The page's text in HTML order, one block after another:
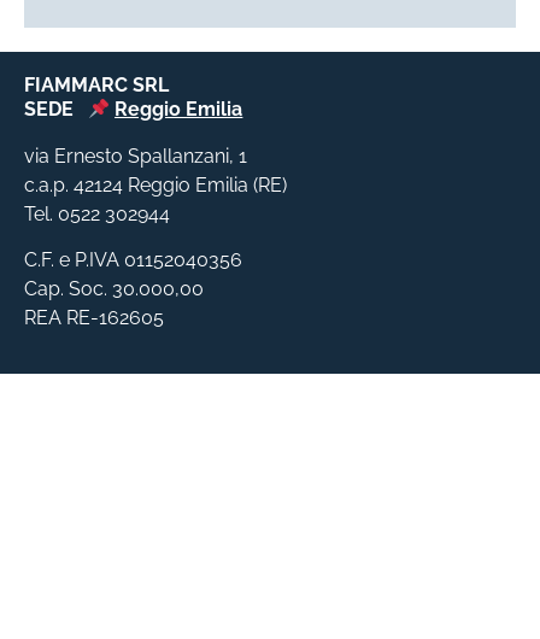
FIAMMARC SRL
SEDE
Reggio Emilia
via Ernesto Spallanzani, 1
c.a.p. 42124 Reggio Emilia (RE)
Tel. 0522 302944
C.F. e P.IVA 01152040356
Cap. Soc. 30.000,00
REA RE-162605